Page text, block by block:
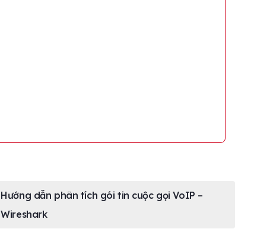
Hướng dẫn phân tích gói tin cuộc gọi VoIP –
Wireshark